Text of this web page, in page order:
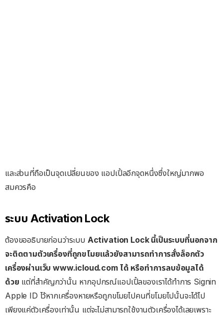
และส่วนที่ถือเป็นจุดเปลี่ยนของ แอปเปิ้ลอีกจุดหนึ่งซึ่งใหญ่มากพอ
สมควรคือ
ระบบ Activation Lock
ต้องขออธิบายก่อนว่าระบบ Activation Lock นี้เป็นระบบที่นอกจาก
จะติดตามตัวเครื่องที่ถูกขโมยแล้วยังสามารถทำการสั่งล็อกตัว
เครื่องผ่านเว็บ www.icloud.com ได้ หรือทำการลบข้อมูลได้
ด้วย แต่ที่สำคัญกว่านั้น หากอุปกรณ์แอปเปิ้ลของเราได้ทำการ Signin
Apple ID ไว้หากเครื่องหายหรือถูกขโมยไปคนที่ขโมยไปนั้นจะได้ไป
เพียงแค่ตัวเครื่องเท่านั้น แต่จะไม่สามารถใช้งานตัวเครื่องได้เลยเพราะ